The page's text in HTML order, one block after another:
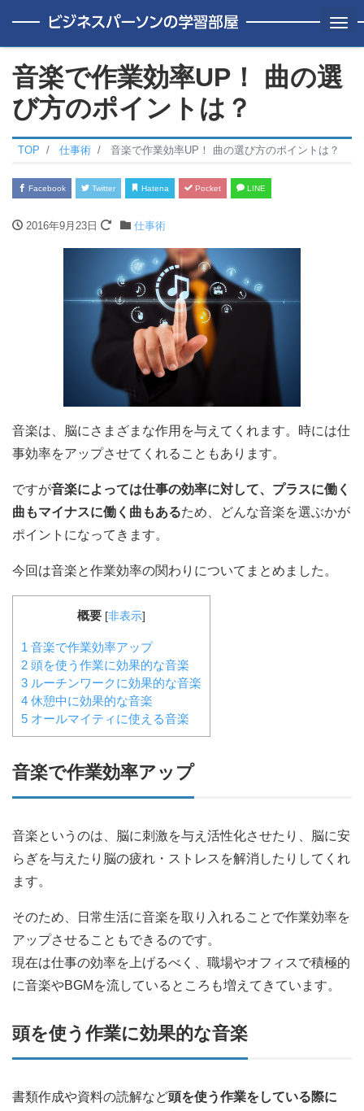
音楽で作業効率UP！ 曲の選
び方のポイントは？
TOP 仕事術 音楽で作業効率UP！ 曲の選び方のポイントは？
Facebook Twitter Hatena Pocket LINE
2016年9月23日 仕事術
音楽は、脳にさまざまな作用を与えてくれます。時には仕
事効率をアップさせてくれることもあります。
ですが音楽によっては仕事の効率に対して、プラスに働く
曲もマイナスに働く曲もあるため、どんな音楽を選ぶかが
ポイントになってきます。
今回は音楽と作業効率の関わりについてまとめました。
概要 [非表示]
1 音楽で作業効率アップ
2 頭を使う作業に効果的な音楽
3 ルーチンワークに効果的な音楽
4 休憩中に効果的な音楽
5 オールマイティに使える音楽
音楽で作業効率アップ
音楽というのは、脳に刺激を与え活性化させたり、脳に安
らぎを与えたり脳の疲れ・ストレスを解消したりしてくれ
ます。
そのため、日常生活に音楽を取り入れることで作業効率を
アップさせることもできるのです。
現在は仕事の効率を上げるべく、職場やオフィスで積極的
に音楽やBGMを流しているところも増えてきています。
頭を使う作業に効果的な音楽
書類作成や資料の読解など頭を使う作業をしている際に